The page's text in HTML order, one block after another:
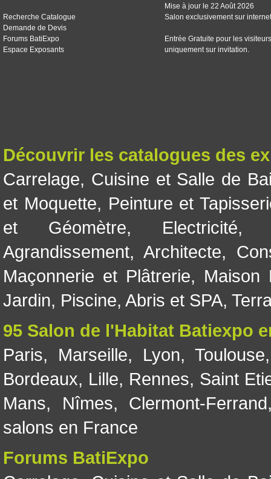
Recherche Catalogue
Demande de Devis
Forums BatiExpo
Espace Exposants
Mise à jour le 22 Août 2026
Salon exclusivement sur internet
Entrée Gratuite pour les visiteurs
uniquement sur invitation.
Découvrir les catalogues des
Carrelage, Cuisine et Salle de
et Moquette, Peinture et
et Géomètre, Electricité
Agrandissement, Architecte,
Maçonnerie et Plâtrerie, Maison
Jardin, Piscine, Abris et SPA,
95 Salon de l'Habitat Batiexpo
Paris, Marseille, Lyon, Toulouse
Bordeaux, Lille, Rennes, Saint
Mans, Nîmes, Clermont-Ferrand
salons en France
Forums BatiExpo